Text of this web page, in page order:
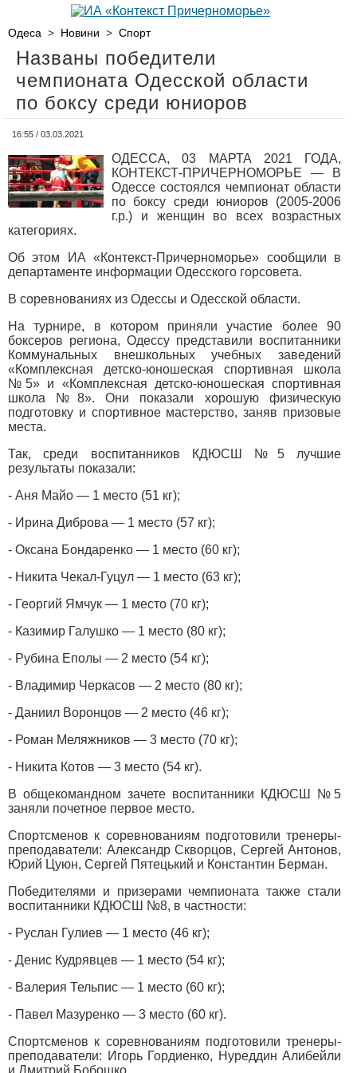
Одеса > Новини > Спорт
Названы победители
чемпионата Одесской области
по боксу среди юниоров
16:55 / 03.03.2021
ОДЕССА, 03 МАРТА 2021 ГОДА,
КОНТЕКСТ-ПРИЧЕРНОМОРЬЕ — В
Одессе состоялся чемпионат области
по боксу среди юниоров (2005-2006
г.р.) и женщин во всех возрастных
категориях.
Об этом ИА «Контекст-Причерноморье» сообщили в
департаменте информации Одесского горсовета.
В соревнованиях из Одессы и Одесской области.
На турнире, в котором приняли участие более 90
боксеров региона, Одессу представили воспитанники
Коммунальных внешкольных учебных заведений
«Комплексная детско-юношеская спортивная школа
№5» и «Комплексная детско-юношеская спортивная
школа №8». Они показали хорошую физическую
подготовку и спортивное мастерство, заняв призовые
места.
Так, среди воспитанников КДЮСШ №5 лучшие
результаты показали:
- Аня Майо — 1 место (51 кг);
- Ирина Диброва — 1 место (57 кг);
- Оксана Бондаренко — 1 место (60 кг);
- Никита Чекал-Гуцул — 1 место (63 кг);
- Георгий Ямчук — 1 место (70 кг);
- Казимир Галушко — 1 место (80 кг);
- Рубина Еполы — 2 место (54 кг);
- Владимир Черкасов — 2 место (80 кг);
- Даниил Воронцов — 2 место (46 кг);
- Роман Меляжников — 3 место (70 кг);
- Никита Котов — 3 место (54 кг).
В общекомандном зачете воспитанники КДЮСШ №5
заняли почетное первое место.
Спортсменов к соревнованиям подготовили тренеры-
преподаватели: Александр Скворцов, Сергей Антонов,
Юрий Цуюн, Сергей Пятецький и Константин Берман.
Победителями и призерами чемпионата также стали
воспитанники КДЮСШ №8, в частности:
- Руслан Гулиев — 1 место (46 кг);
- Денис Кудрявцев — 1 место (54 кг);
- Валерия Тельпис — 1 место (60 кг);
- Павел Мазуренко — 3 место (60 кг).
Спортсменов к соревнованиям подготовили тренеры-
преподаватели: Игорь Гордиенко, Нуреддин Алибейли
и Дмитрий Бобошко.